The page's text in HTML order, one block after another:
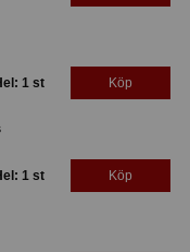
1 st Köp
1 st Köp